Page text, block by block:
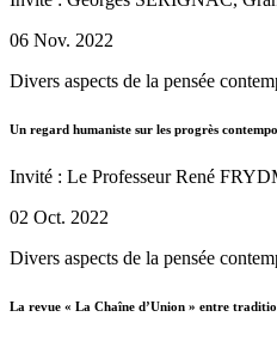
06 Nov. 2022
Divers aspects de la pensée
Un regard humaniste sur les progrès
Invité : Le Professeur René
02 Oct. 2022
Divers aspects de la pensée
La revue « La Chaîne d’Union » entre